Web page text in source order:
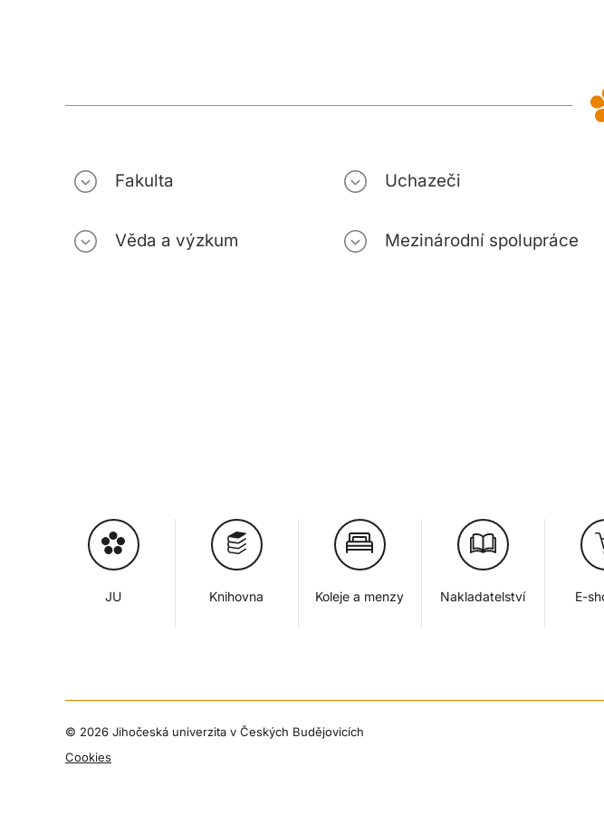
Fakulta Uchazeči
Věda a výzkum Mezinárodní spolupráce
JU Knihovna Koleje a menzy Nakladatelství E-
© 2026 Jihočeská univerzita v Českých Budějovicích
Cookies